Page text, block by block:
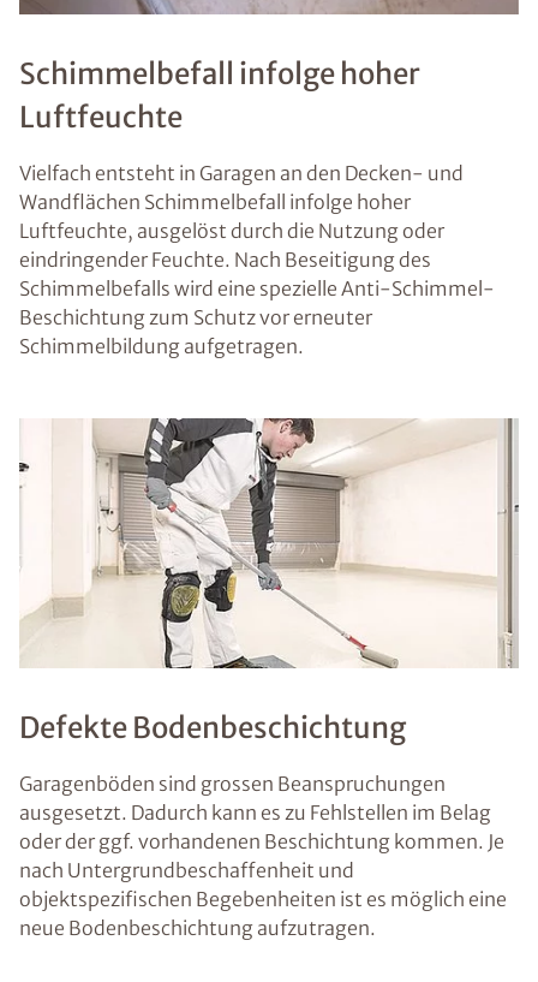
Schimmelbefall infolge hoher
Luftfeuchte
Vielfach entsteht in Garagen an den Decken- und
Wandflächen Schimmelbefall infolge hoher
Luftfeuchte, ausgelöst durch die Nutzung oder
eindringender Feuchte. Nach Beseitigung des
Schimmelbefalls wird eine spezielle Anti-Schimmel-
Beschichtung zum Schutz vor erneuter
Schimmelbildung aufgetragen.
Defekte Bodenbeschichtung
Garagenböden sind grossen Beanspruchungen
ausgesetzt. Dadurch kann es zu Fehlstellen im Belag
oder der ggf. vorhandenen Beschichtung kommen. Je
nach Untergrundbeschaffenheit und
objektspezifischen Begebenheiten ist es möglich eine
neue Bodenbeschichtung aufzutragen.